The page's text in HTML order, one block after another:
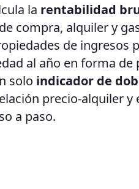
la rentabilidad
compra, alquiler y
de ingresos
al año en forma de
solo indicador de
precio-alquiler y
a paso.